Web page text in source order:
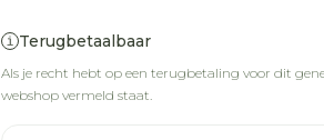
Terugbetaalbaar
Als je recht hebt op een terugbetaling voor dit
webshop vermeld staat.